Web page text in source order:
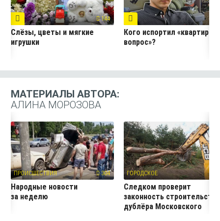
144
Слёзы, цветы и мягкие
игрушки
Кого испортил
вопрос»?
МАТЕРИАЛЫ АВТОРА:
АЛИНА МОРОЗОВА
ПРОИСШЕСТВИЯ 304
Народные новости
за неделю
ГОРОДСКОЕ
Следком проверит
законность строительства
дублёра Московского